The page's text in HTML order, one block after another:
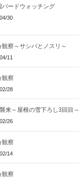
バードウォッチング
30
観察～サシバとノスリ～
11
観察
28
来～屋根の雪下ろし3回目～
26
観察
14
観察